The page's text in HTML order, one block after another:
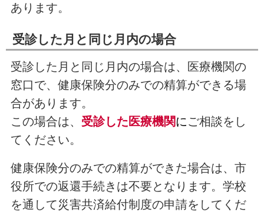
あります。
受診した月と同じ月内の場合
受診した月と同じ月内の場合は、医療機関の
窓口で、健康保険分のみでの精算ができる場
合があります。
この場合は、 受診した医療機関にご相談をし
てください。
健康保険分のみでの精算ができた場合は、市
役所での返還手続きは不要となります。学校
を通して災害共済給付制度の申請をしてくだ